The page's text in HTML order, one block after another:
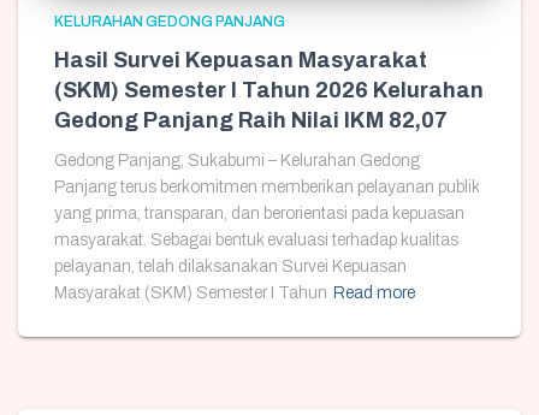
KELURAHAN GEDONG PANJANG
Hasil Survei Kepuasan Masyarakat
(SKM) Semester I Tahun 2026 Kelurahan
Gedong Panjang Raih Nilai IKM 82,07
Gedong Panjang, Sukabumi – Kelurahan Gedong
Panjang terus berkomitmen memberikan pelayanan publik
yang prima, transparan, dan berorientasi pada kepuasan
masyarakat. Sebagai bentuk evaluasi terhadap kualitas
pelayanan, telah dilaksanakan Survei Kepuasan
Masyarakat (SKM) Semester I Tahun Read more